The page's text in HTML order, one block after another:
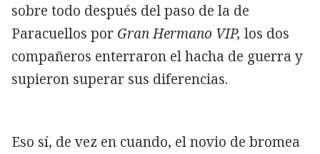
sobre todo después del paso de la de
Paracuellos por Gran Hermano VIP, los dos
compañeros enterraron el hacha de guerra y
supieron superar sus diferencias.
Eso sí, de vez en cuando, el novio de bromea